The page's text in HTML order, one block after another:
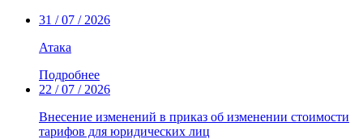
31 / 07 / 2026
Атака
Подробнее
22 / 07 / 2026
Внесение изменений в приказ об изменении стоимости
тарифов для юридических лиц